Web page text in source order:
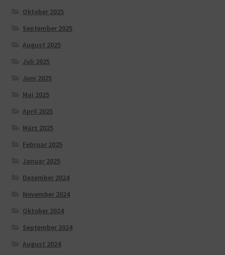
Oktober 2025
September 2025
August 2025
Juli 2025
Juni 2025
Mai 2025
April 2025
März 2025
Februar 2025
Januar 2025
Dezember 2024
November 2024
Oktober 2024
September 2024
August 2024